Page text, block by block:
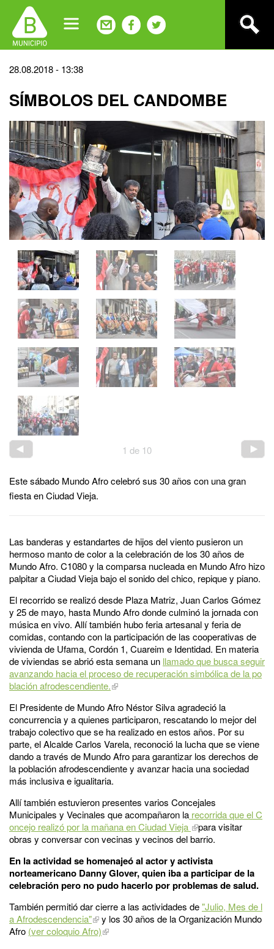
navigation
Back
top
28.08.2018 - 13:38
SÍMBOLOS DEL CANDOMBE
1 de 10
Este sábado Mundo Afro celebró sus 30 años con una gran
fiesta en Ciudad Vieja.
Las banderas y estandartes de hijos del viento pusieron un
hermoso manto de color a la celebración de los 30 años de
Mundo Afro. C1080 y la comparsa nucleada en Mundo Afro hizo
palpitar a Ciudad Vieja bajo el sonido del chico, repique y piano.
El recorrido se realizó desde Plaza Matriz, Juan Carlos Gómez
y 25 de mayo, hasta Mundo Afro donde culminó la jornada con
música en vivo. Allí también hubo feria artesanal y feria de
comidas, contando con la participación de las cooperativas de
vivienda de Ufama, Cordón 1, Cuareim e Identidad. En materia
de viviendas se abrió esta semana un llamado que busca seguir
avanzando hacia el proceso de recuperación simbólica de la po
blación afrodescendiente.
El Presidente de Mundo Afro Néstor Silva agradeció la
concurrencia y a quienes participaron, rescatando lo mejor del
trabajo colectivo que se ha realizado en estos años. Por su
parte, el Alcalde Carlos Varela, reconoció la lucha que se viene
dando a través de Mundo Afro para garantizar los derechos de
la población afrodescendiente y avanzar hacia una sociedad
más inclusiva e igualitaria.
Allí también estuvieron presentes varios Concejales
Municipales y Vecinales que acompañaron la recorrida que el C
oncejo realizó por la mañana en Ciudad Vieja
para visitar
obras y conversar con vecinas y vecinos del barrio.
En la actividad se homenajeó al actor y activista
norteamericano Danny Glover, quien iba a participar de la
celebración pero no pudo hacerlo por problemas de salud.
También permitió dar cierre a las actividades de"Julio, Mes de l
a Afrodescendencia"
y los 30 años de la Organización Mundo
Afro (ver coloquio Afro)